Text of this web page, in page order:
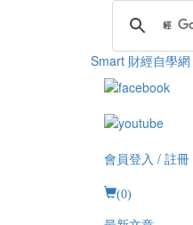
Smart 財經自學網
會員登入 / 註冊
(0)